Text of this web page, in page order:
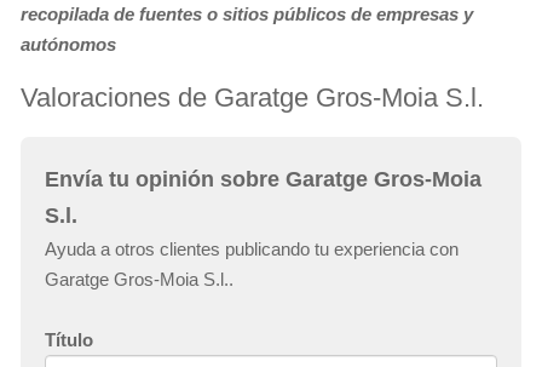
recopilada de fuentes o sitios públicos de empresas y
autónomos
Valoraciones de Garatge Gros-Moia S.l.
Envía tu opinión sobre Garatge Gros-Moia
S.l.
Ayuda a otros clientes publicando tu experiencia con
Garatge Gros-Moia S.l..
Título